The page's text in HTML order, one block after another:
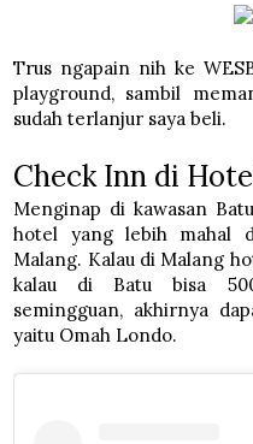
Trus ngapain nih ke
playground, sambil
sudah terlanjur saya beli.
Check Inn di
Menginap di kawasan
hotel yang lebih mahal
Malang. Kalau di Malang
kalau di Batu bisa
semingguan, akhirnya
yaitu Omah Londo.